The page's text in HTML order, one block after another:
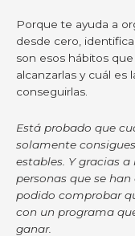
Porque te ayuda a
desde cero,
son esos hábitos
alcanzarlas y cuál es
conseguirlas.
Está probado que
solamente
estables. Y gracias
personas que se
podido comprobar
con un programa
ganar.